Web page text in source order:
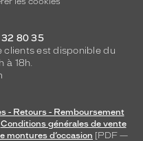
32 80 35
clients est disponible du
à 18h.
- Retours - Remboursement
Conditions générales de vente
montures d’occasion [PDF —